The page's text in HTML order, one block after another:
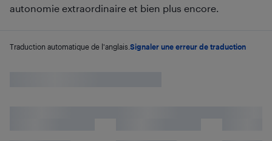
autonomie extraordinaire et bien plus encore.
Traduction automatique de l'anglais. Signaler une erreur de traduction